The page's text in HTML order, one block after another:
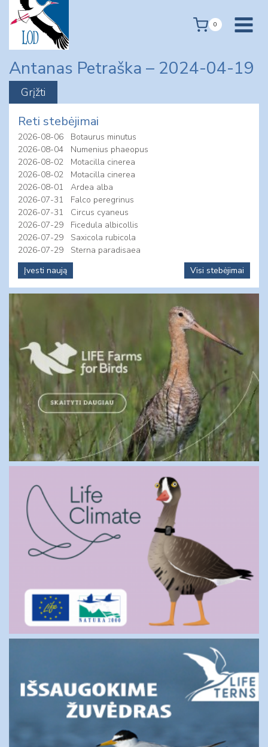
content
0
Antanas Petraška – 2024-04-19
Reti stebėjimai
2026-08-06
Botaurus minutus
2026-08-04
Numenius phaeopus
2026-08-02
Motacilla cinerea
2026-08-02
Motacilla cinerea
2026-08-01
Ardea alba
2026-07-31
Falco peregrinus
2026-07-31
Circus cyaneus
2026-07-29
Ficedula albicollis
2026-07-29
Saxicola rubicola
2026-07-29
Sterna paradisaea
Įvesti naują
Visi stebėjimai